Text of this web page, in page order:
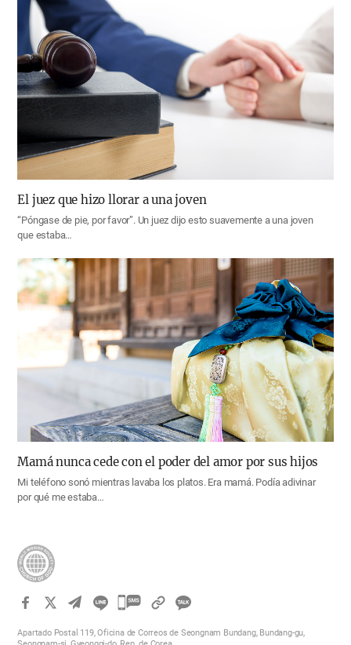
El juez que hizo llorar a una joven
“Póngase de pie, por favor”. Un juez dijo esto suavemente a una joven
que estaba…
Mamá nunca cede con el poder del amor por sus hijos
Mi teléfono sonó mientras lavaba los platos. Era mamá. Podía adivinar
por qué me estaba…
카
오
Apartado Postal 119, Oficina de Correos de Seongnam Bundang, Bundang-gu,